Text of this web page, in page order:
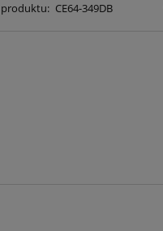
produktu: CE64-349DB